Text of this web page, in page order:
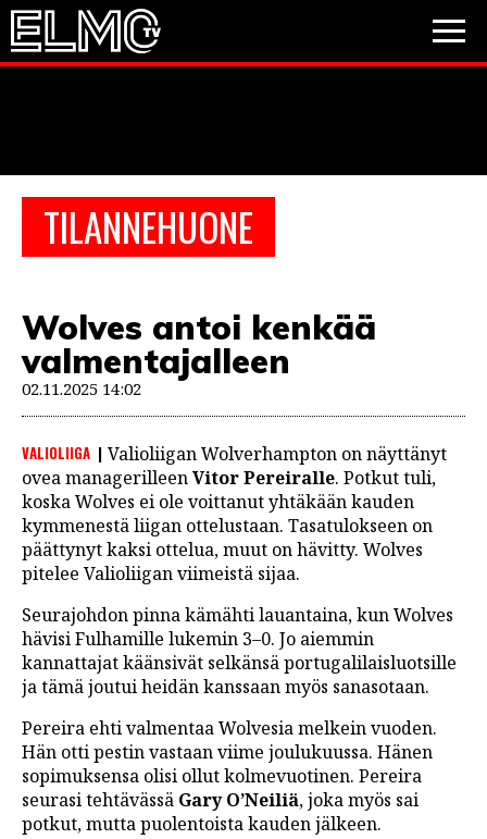
TILANNEHUONE
Wolves antoi kenkää
valmentajalleen
02.11.2025 14:02
VALIOLIIGA
Valioliigan Wolverhampton on näyttänyt
ovea managerilleenVitor Pereiralle. Potkut tuli,
koska Wolves ei ole voittanut yhtäkään kauden
kymmenestä liigan ottelustaan. Tasatulokseen on
päättynyt kaksi ottelua, muut on hävitty. Wolves
pitelee Valioliigan viimeistä sijaa.
Seurajohdon pinna kämähti lauantaina, kun Wolves
hävisi Fulhamille lukemin 3–0. Jo aiemmin
kannattajat käänsivät selkänsä portugalilaisluotsille
ja tämä joutui heidän kanssaan myös sanasotaan.
Pereira ehti valmentaa Wolvesia melkein vuoden.
Hän otti pestin vastaan viime joulukuussa. Hänen
sopimuksensa olisi ollut kolmevuotinen. Pereira
seurasi tehtävässä Gary O’Neiliä, joka myös sai
potkut, mutta puolentoista kauden jälkeen.
PESÄPALLO
VIDEOT
JALKAPALLO
EM2021
Huuhkajat
Veikkausliiga
JÄÄKIEKKO
PESÄPALLO
F1
LINTU VAI KALA
46 DENTON ROAD
PODCASTIT
KOLUMNIT